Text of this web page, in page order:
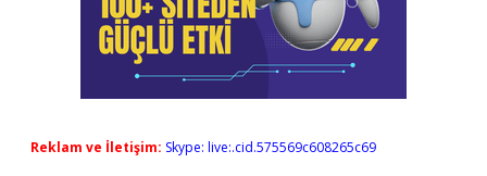
Reklam ve İletişim: Skype: live:.cid.575569c608265c69